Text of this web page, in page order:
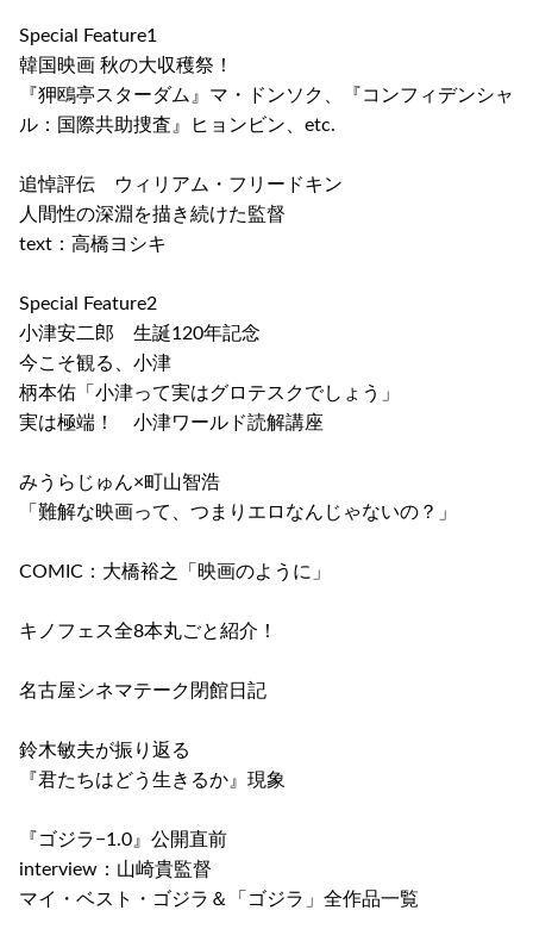
Special Feature1
韓国映画 秋の大収穫祭！
『狎鴎亭スターダム』マ・ドンソク、『コンフィデンシャ
ル：国際共助捜査』ヒョンビン、etc.
追悼評伝 ウィリアム・フリードキン
人間性の深淵を描き続けた監督
text：高橋ヨシキ
Special Feature2
小津安二郎 生誕120年記念
今こそ観る、小津
柄本佑「小津って実はグロテスクでしょう」
実は極端！ 小津ワールド読解講座
みうらじゅん×町山智浩
「難解な映画って、つまりエロなんじゃないの？」
COMIC：大橋裕之「映画のように」
キノフェス全8本丸ごと紹介！
名古屋シネマテーク閉館日記
鈴木敏夫が振り返る
『君たちはどう生きるか』現象
『ゴジラ−1.0』公開直前
interview：山崎貴監督
マイ・ベスト・ゴジラ＆「ゴジラ」全作品一覧